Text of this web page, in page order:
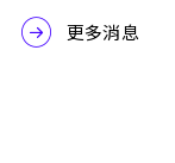
更多消息